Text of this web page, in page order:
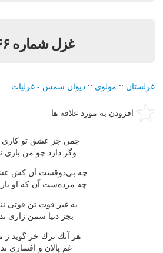
غزل شماره ۶۶۶
غزلستان :: مولوی :: دیوان شمس - غزلیات
افزودن به مورد علاقه ها
چمن جز عشق تو كاری
وگر دارد چو من باری
چه بی‌ذوقست آن كش
چه مرده‌ست آن كه او
به غیر قوت تن قوتی
بجز دنیا سمن زاری
هر آنك ترك خر گوید ز
غم پالان و افساری